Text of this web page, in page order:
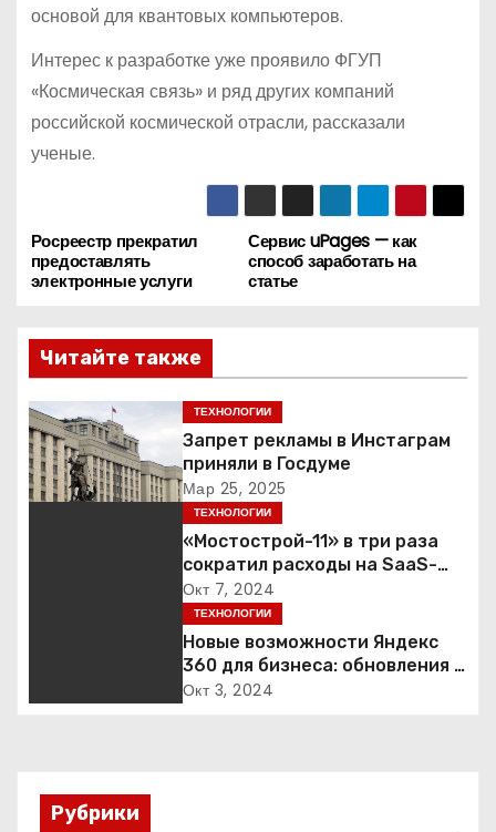
основой для квантовых компьютеров.
Интерес к разработке уже проявило ФГУП
«Космическая связь» и ряд других компаний
российской космической отрасли, рассказали
ученые.
Н
а
в
и
г
а
Сервис uPages — как
способ заработать на
статье
Росреестр прекратил
предоставлять
электронные услуги
Читайте также
ТЕХНОЛОГИИ
Запрет рекламы в Инстаграм
приняли в Госдуме
Мар 25, 2025
ТЕХНОЛОГИИ
«Мостострой-11» в три раза
сократил расходы на SaaS-
сервисы благодаря переходу
на Яндекс 360 для бизнеса
Окт 7, 2024
ТЕХНОЛОГИИ
Новые возможности Яндекс
360 для бизнеса: обновления и
функции продукта
Окт 3, 2024
Рубрики